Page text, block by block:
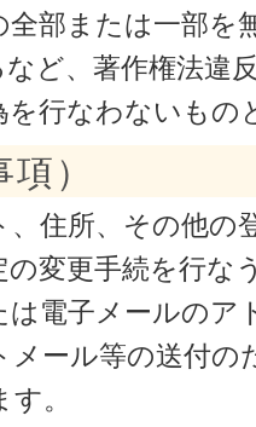
部または一部を
ど、著作権法違
を行なわないもの
）
住所、その他の
変更手続を行な
は電子メールのア
メール等の送付の
。